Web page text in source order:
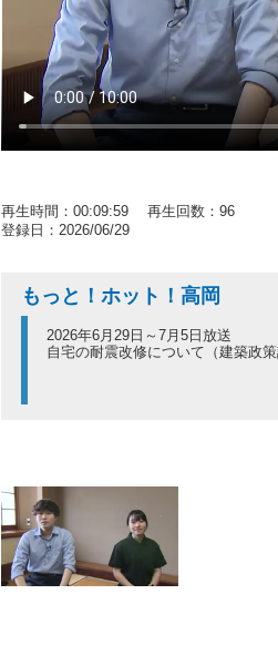
再生時間：00:09:59 再生回数：96
登録日：2026/06/29
もっと！ホット！高岡
2026年6月29日～7月5日放送
自宅の耐震改修について（建築政